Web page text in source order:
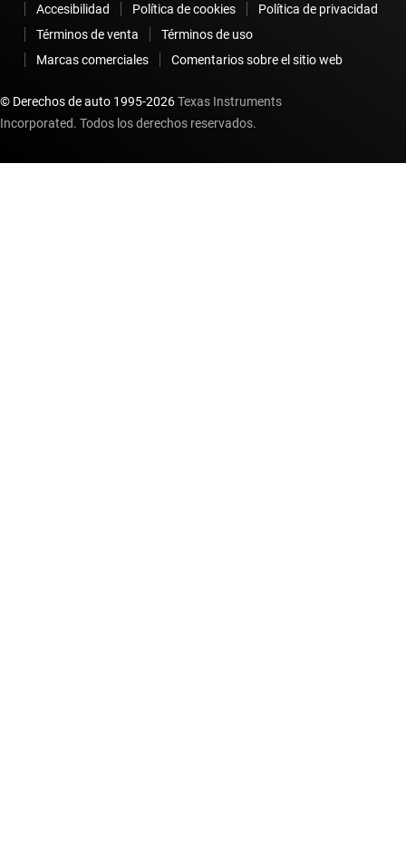
Accesibilidad Política de cookies
Política de privacidad
Términos de venta
Términos de uso
Marcas comerciales
Comentarios sobre el sitio web
© Derechos de auto 1995-2026Texas Instruments
Incorporated. Todos los derechos reservados.